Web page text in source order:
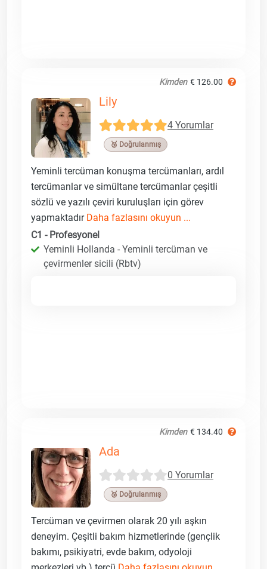
Kimden € 126.00
Lily
4 Yorumlar
🥉 Doğrulanmış
Yeminli tercüman konuşma tercümanları, ardıl
tercümanlar ve simültane tercümanlar çeşitli
sözlü ve yazılı çeviri kuruluşları için görev
yapmaktadır Daha fazlasını okuyun ...
C1 - Profesyonel
Yeminli Hollanda - Yeminli tercüman ve
çevirmenler sicili (Rbtv)
Kimden € 134.40
Ada
0 Yorumlar
🥉 Doğrulanmış
Tercüman ve çevirmen olarak 20 yılı aşkın
deneyim. Çeşitli bakım hizmetlerinde (gençlik
bakımı, psikiyatri, evde bakım, odyoloji